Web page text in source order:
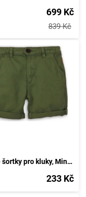
699 Kč
839 Kč
Dětské šortky pro kluky, Minoti, Springs 5, odstín zelený - velikost 92/98 | pro věk 2-3 let
233 Kč